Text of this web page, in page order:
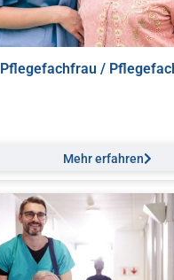
Pflegefachfrau /
Mehr erfahren